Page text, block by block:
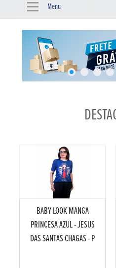
Menu
BABY LOOK MANGA
PRINCESA AZUL - JESUS
DAS SANTAS CHAGAS - P